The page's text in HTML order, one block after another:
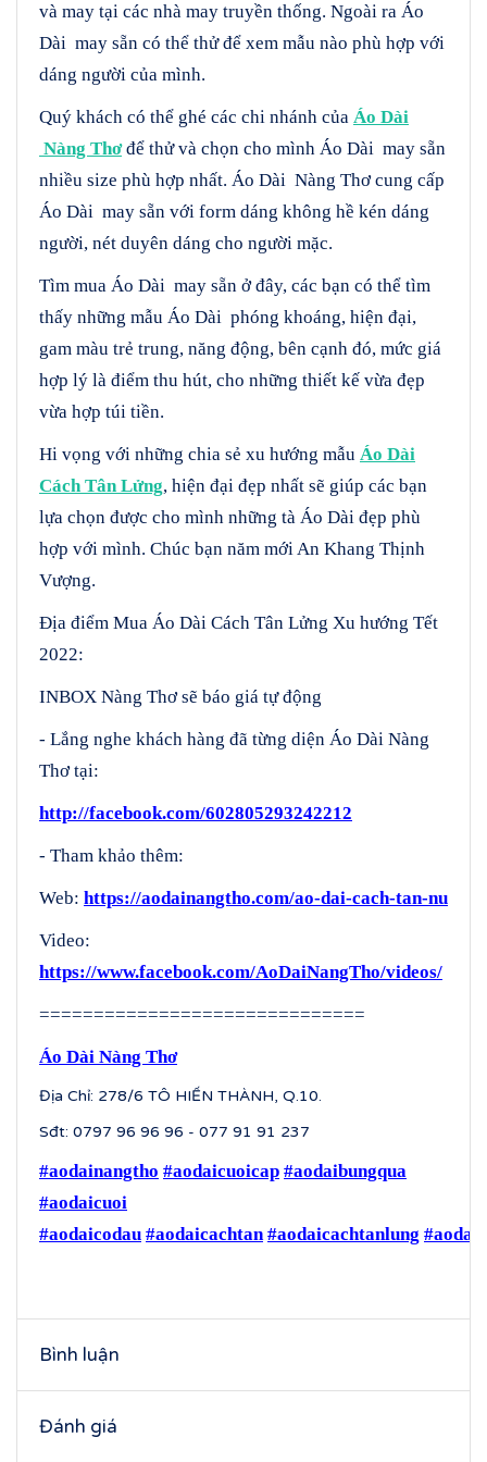
và may tại các nhà may truyền thống. Ngoài ra Áo
Dài may sẵn có thể thử để xem mẫu nào phù hợp với
dáng người của mình.
Quý khách có thể ghé các chi nhánh của Áo Dài
Nàng Thơđể thử và chọn cho mình Áo Dài may sẵn
nhiều size phù hợp nhất. Áo Dài Nàng Thơ cung cấp
Áo Dài may sẵn với form dáng không hề kén dáng
người, nét duyên dáng cho người mặc.
Tìm mua Áo Dài may sẵn ở đây, các bạn có thể tìm
thấy những mẫu Áo Dài phóng khoáng, hiện đại,
gam màu trẻ trung, năng động, bên cạnh đó, mức giá
hợp lý là điểm thu hút, cho những thiết kế vừa đẹp
vừa hợp túi tiền.
Hi vọng với những chia sẻ xu hướng mẫu Áo Dài
Cách Tân Lửng, hiện đại đẹp nhất sẽ giúp các bạn
lựa chọn được cho mình những tà Áo Dài đẹp phù
hợp với mình. Chúc bạn năm mới An Khang Thịnh
Vượng.
Địa điểm Mua Áo Dài Cách Tân Lửng Xu hướng Tết
2022:
INBOX Nàng Thơ sẽ báo giá tự động
- Lắng nghe khách hàng đã từng diện Áo Dài Nàng
Thơ tại:
http://facebook.com/602805293242212
- Tham khảo thêm:
Web: https://aodainangtho.com/ao-dai-cach-tan-nu
Video:
https://www.facebook.com/AoDaiNangTho/videos/
==============================
Áo Dài Nàng Thơ
Địa Chỉ: 278/6 TÔ HIẾN THÀNH, Q.10.
Sđt: 0797 96 96 96 - 077 91 91 237
#aodainangtho #aodaicuoicap #aodaibungqua
#aodaicuoi
#aodaicodau #aodaicachtan #aodaicachtanlung
Bình luận
Đánh giá